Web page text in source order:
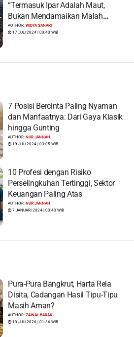
“Termasuk Ipar Adalah Maut,
Bukan Mendamaikan Malah
Menyiram Bensin”
AUTHOR:WIDYA SANARI
17 JULI 2024 | 03:43 WIB
7 Posisi Bercinta Paling Nyaman
dan Manfaatnya: Dari Gaya Klasik
hingga Gunting
AUTHOR:NUR JANNAH
19 JULI 2024 | 03:05 WIB
10 Profesi dengan Risiko
Perselingkuhan Tertinggi, Sektor
Keuangan Paling Atas
AUTHOR:NUR JANNAH
7 JANUARI 2024 | 03:43 WIB
Pura-Pura Bangkrut, Harta Rela
Disita, Cadangan Hasil Tipu-Tipu
Masih Aman?
AUTHOR:ZAINAL BARAK
13 JULI 2026 | 01:36 WIB